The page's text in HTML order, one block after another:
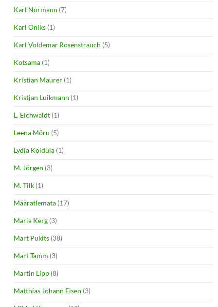
Karl Normann (7)
Karl Oniks (1)
Karl Voldemar Rosenstrauch (5)
Kotsama (1)
Kristian Maurer (1)
Kristjan Luikmann (1)
L. Eichwaldt (1)
Leena Mõru (5)
Lydia Koidula (1)
M. Jörgen (3)
M. Tilk (1)
Määratlemata (17)
Maria Kerg (3)
Mart Pukits (38)
Mart Tamm (3)
Martin Lipp (8)
Matthias Johann Eisen (3)